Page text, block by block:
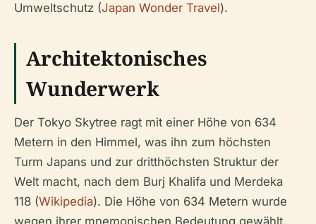
Umweltschutz (Japan Wonder Travel).
Architektonisches
Wunderwerk
Der Tokyo Skytree ragt mit einer Höhe von 634
Metern in den Himmel, was ihn zum höchsten
Turm Japans und zur dritthöchsten Struktur der
Welt macht, nach dem Burj Khalifa und Merdeka
118 (Wikipedia). Die Höhe von 634 Metern wurde